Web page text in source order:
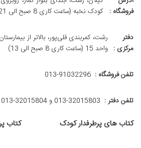
فروشگاه :
کودک نخبه (ساعت کاری 8 صبح الی 21)
دفتر
مرکزی :
رشت، کمربندی قلی‌پور، بالاتر از
واحد 15 (ساعت کاری 8 صبح الی 13)
تلفن فروشگاه : 013-91032296
تلفن دفتر : 013-32015803 و 32015804-013
کتاب های پرطرفدار کودک کتاب